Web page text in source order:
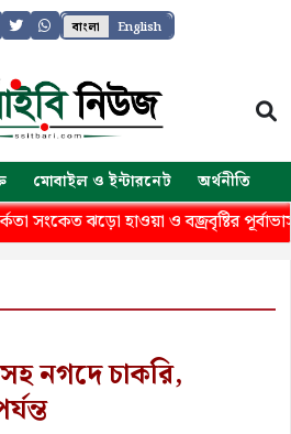
বাংলা English
মোবাইল ও ইন্টারনেট অর্থনীতি
ঝড়ো হাওয়া ও বজ্রবৃষ্টির পূর্বাভাস
নগদে চাকরি,